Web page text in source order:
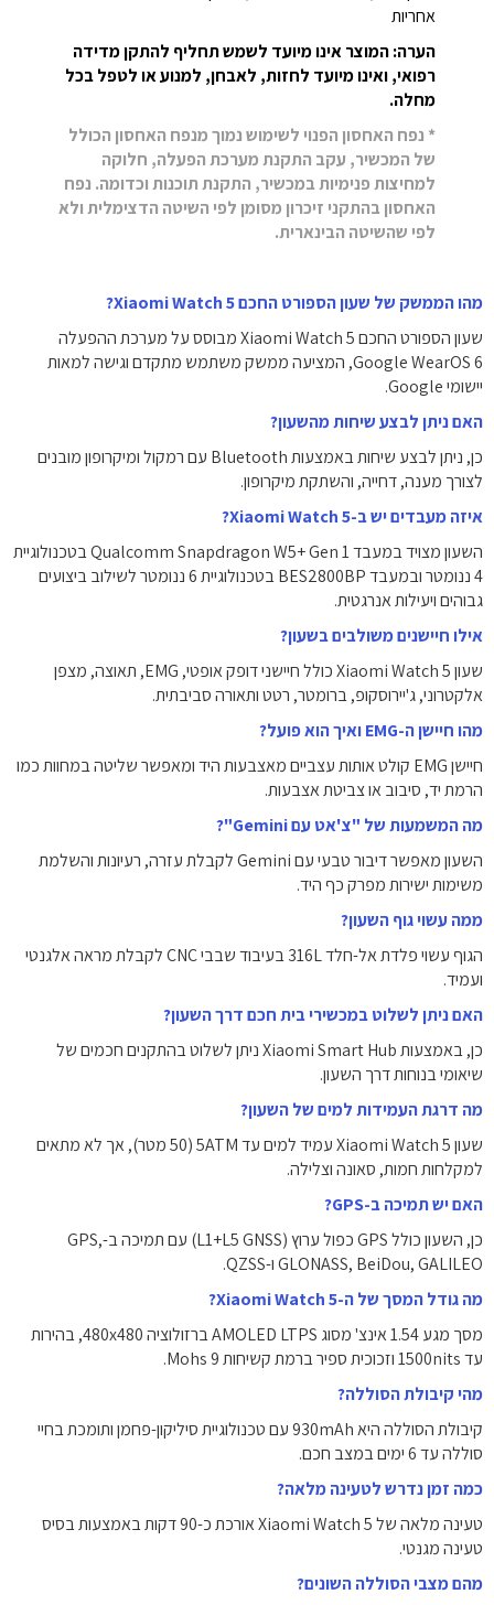
אחריות
הערה: המוצר אינו מיועד לשמש תחליף להתקן מדידה
רפואי, ואינו מיועד לחזות, לאבחן, למנוע או לטפל בכל
מחלה.
* נפח האחסון הפנוי לשימוש נמוך מנפח האחסון הכולל
של המכשיר, עקב התקנת מערכת הפעלה, חלוקה
למחיצות פנימיות במכשיר, התקנת תוכנות וכדומה. נפח
האחסון בהתקני זיכרון מסומן לפי השיטה הדצימלית ולא
לפי שהשיטה הבינארית.
מהו הממשק של שעון הספורט החכם Xiaomi Watch 5?
שעון הספורט החכם Xiaomi Watch 5 מבוסס על מערכת ההפעלה
Google WearOS 6, המציעה ממשק משתמש מתקדם וגישה למאות
יישומי Google.
האם ניתן לבצע שיחות מהשעון?
כן, ניתן לבצע שיחות באמצעות Bluetooth עם רמקול ומיקרופון מובנים
לצורך מענה, דחייה, והשתקת מיקרופון.
איזה מעבדים יש ב-Xiaomi Watch 5?
השעון מצויד במעבד Qualcomm Snapdragon W5+ Gen 1 בטכנולוגיית
4 ננומטר ובמעבד BES2800BP בטכנולוגיית 6 ננומטר לשילוב ביצועים
גבוהים ויעילות אנרגטית.
אילו חיישנים משולבים בשעון?
שעון Xiaomi Watch 5 כולל חיישני דופק אופטי, EMG, תאוצה, מצפן
אלקטרוני, ג'יירוסקופ, ברומטר, רטט ותאורה סביבתית.
מהו חיישן ה-EMG ואיך הוא פועל?
חיישן EMG קולט אותות עצביים מאצבעות היד ומאפשר שליטה במחוות כמו
הרמת יד, סיבוב או צביטת אצבעות.
מה המשמעות של "צ'אט עם Gemini"?
השעון מאפשר דיבור טבעי עם Gemini לקבלת עזרה, רעיונות והשלמת
משימות ישירות מפרק כף היד.
ממה עשוי גוף השעון?
הגוף עשוי פלדת אל-חלד 316L בעיבוד שבבי CNC לקבלת מראה אלגנטי
ועמיד.
האם ניתן לשלוט במכשירי בית חכם דרך השעון?
כן, באמצעות Xiaomi Smart Hub ניתן לשלוט בהתקנים חכמים של
שיאומי בנוחות דרך השעון.
מה דרגת העמידות למים של השעון?
שעון Xiaomi Watch 5 עמיד למים עד 5ATM (50 מטר), אך לא מתאים
למקלחות חמות, סאונה וצלילה.
האם יש תמיכה ב-GPS?
כן, השעון כולל GPS כפול ערוץ (L1+L5 GNSS) עם תמיכה ב-GPS,
GLONASS, BeiDou, GALILEO ו-QZSS.
מה גודל המסך של ה-Xiaomi Watch 5?
מסך מגע 1.54 אינצ' מסוג AMOLED LTPS ברזולוציה 480x480, בהירות
עד 1500nits וזכוכית ספיר ברמת קשיחות Mohs 9.
מהי קיבולת הסוללה?
קיבולת הסוללה היא 930mAh עם טכנולוגיית סיליקון-פחמן ותומכת בחיי
סוללה עד 6 ימים במצב חכם.
כמה זמן נדרש לטעינה מלאה?
טעינה מלאה של Xiaomi Watch 5 אורכת כ-90 דקות באמצעות בסיס
טעינה מגנטי.
מהם מצבי הסוללה השונים?